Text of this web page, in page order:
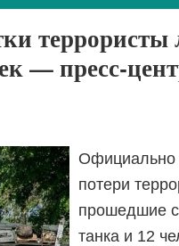
— пресс-
Официально
потери
прошедшие
танка и 12